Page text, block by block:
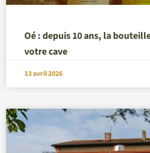
Oé : depuis 10 ans, la
votre cave
13 avril 2026